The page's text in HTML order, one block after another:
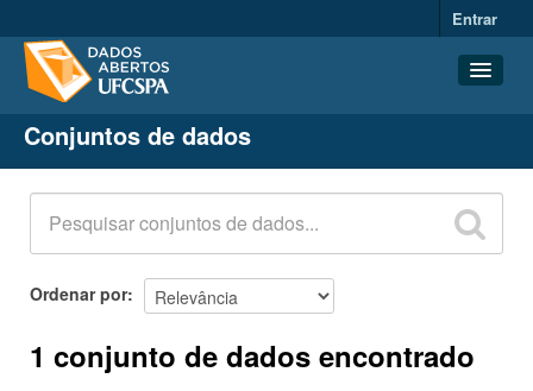
Entrar
Conjuntos de dados
Organizações
Grupos
Sobre
Conjuntos de dados
Ordenar por
1 conjunto de dados encontrado